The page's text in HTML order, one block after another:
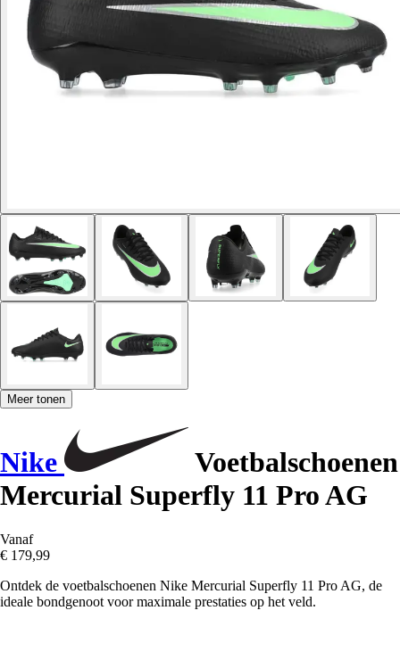
Meer tonen
Nike
Voetbalschoenen
Mercurial Superfly 11 Pro AG
Vanaf
€ 179,99
Ontdek de voetbalschoenen Nike Mercurial Superfly 11 Pro AG, de
ideale bondgenoot voor maximale prestaties op het veld.